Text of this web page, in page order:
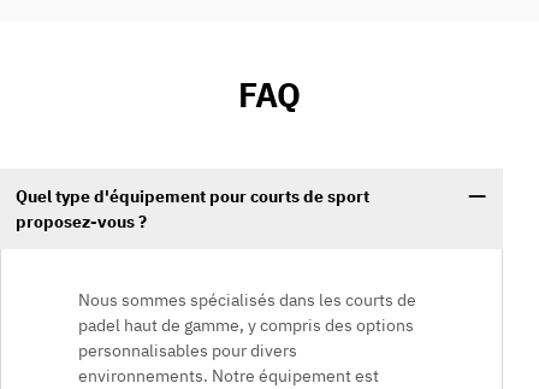
FAQ
Quel type d'équipement pour courts de sport
proposez-vous ?
Nous sommes spécialisés dans les courts de
padel haut de gamme, y compris des options
personnalisables pour divers
environnements. Notre équipement est